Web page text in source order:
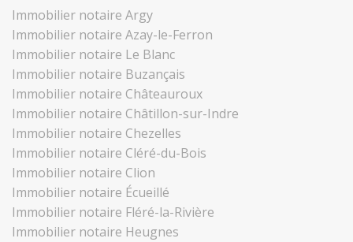
Immobilier notaire Argy
Immobilier notaire Azay-le-Ferron
Immobilier notaire Le Blanc
Immobilier notaire Buzançais
Immobilier notaire Châteauroux
Immobilier notaire Châtillon-sur-Indre
Immobilier notaire Chezelles
Immobilier notaire Cléré-du-Bois
Immobilier notaire Clion
Immobilier notaire Écueillé
Immobilier notaire Fléré-la-Rivière
Immobilier notaire Heugnes